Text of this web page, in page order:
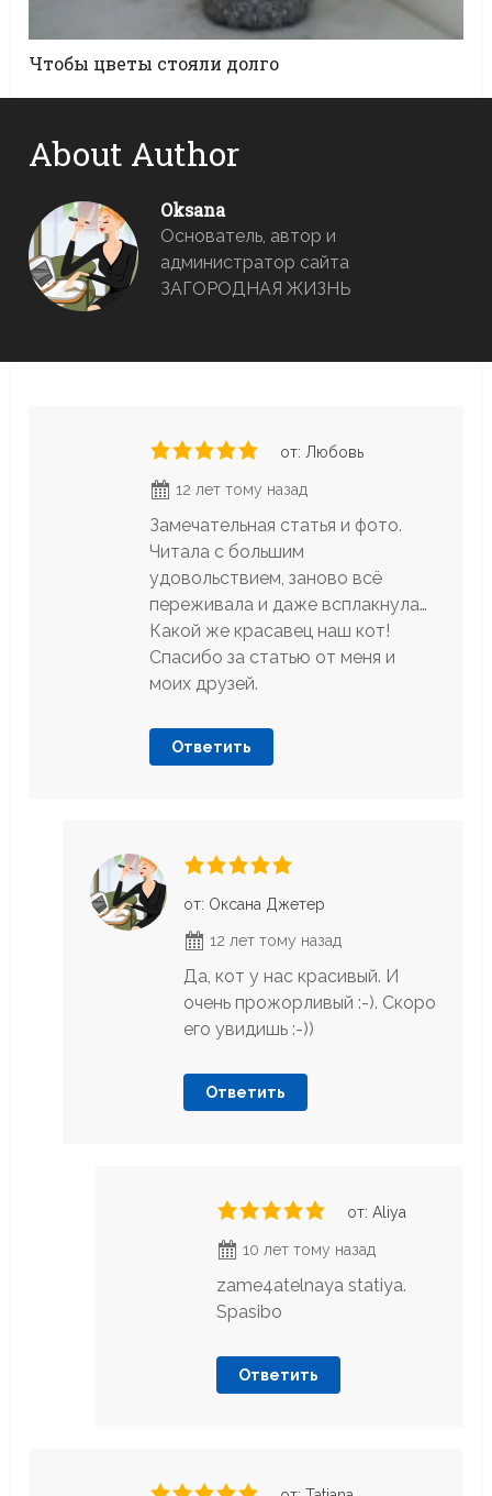
Чтобы цветы стояли долго
About Author
Oksana
Основатель, автор и
администратор сайта
ЗАГОРОДНАЯ ЖИЗНЬ
от: Любовь
12 лет тому назад
Замечательная статья и фото.
Читала с большим
удовольствием, заново всё
переживала и даже всплакнула…
Какой же красавец наш кот!
Спасибо за статью от меня и
моих друзей.
Ответить
от: Оксана Джетер
12 лет тому назад
Да, кот у нас красивый. И
очень прожорливый :-). Скоро
его увидишь :-))
Ответить
от: Aliya
10 лет тому назад
zame4atelnaya statiya.
Spasibo
Ответить